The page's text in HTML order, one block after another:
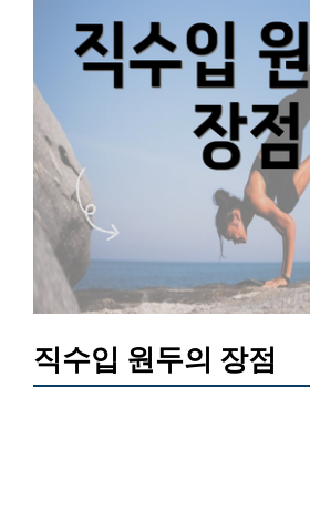
직수입 원두의 장점